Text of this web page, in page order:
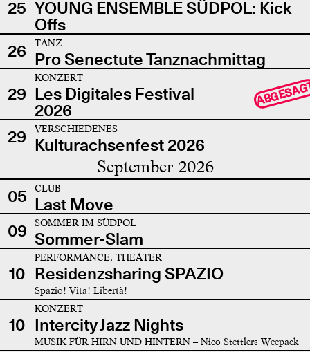
25 YOUNG ENSEMBLE SÜDPOL: Kick
Offs
26
TANZ
Pro Senectute Tanznachmittag
29
KONZERT
Les Digitales Festival
2026
29 VERSCHIEDENES
Kulturachsenfest 2026
September 2026
05 CLUB
Last Move
09
SOMMER IM SÜDPOL
Sommer-Slam
10
PERFORMANCE, THEATER
Residenzsharing SPAZIO
Spazio! Vita! Libertà!
10
KONZERT
Intercity Jazz Nights
MUSIK FÜR HIRN UND HINTERN – Nico Stettlers Weepack